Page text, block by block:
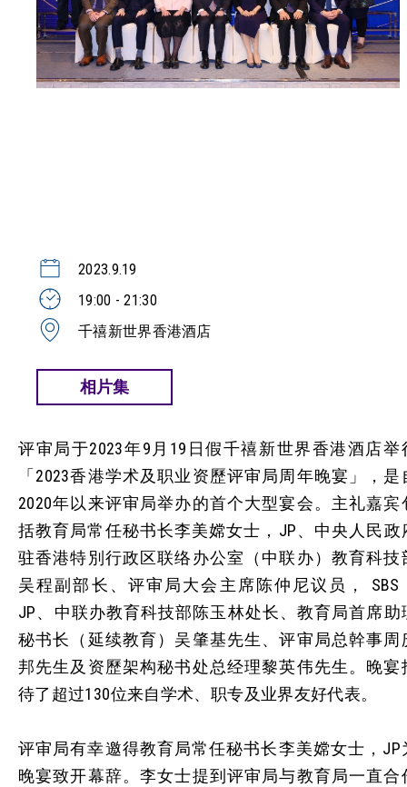
2023.9.19
19:00 - 21:30
千禧新世界香港酒店
相片集
评审局于2023年9月19日假千禧新世界香港酒店举
「2023香港学术及职业资歷评审局周年晚宴」，是
2020年以来评审局举办的首个大型宴会。主礼嘉宾
括教育局常任秘书长李美嫦女士，JP、中央人民政
驻香港特別行政区联络办公室（中联办）教育科技
吴程副部长、评审局大会主席陈仲尼议员， SBS
JP、中联办教育科技部陈玉林处长、教育局首席助
秘书长（延续教育）吴肇基先生、评审局总幹事周
邦先生及资歷架构秘书处总经理黎英伟先生。晚宴
待了超过130位来自学术、职专及业界友好代表。
评审局有幸邀得教育局常任秘书长李美嫦女士，JP
晚宴致开幕辞。李女士提到评审局与教育局一直合